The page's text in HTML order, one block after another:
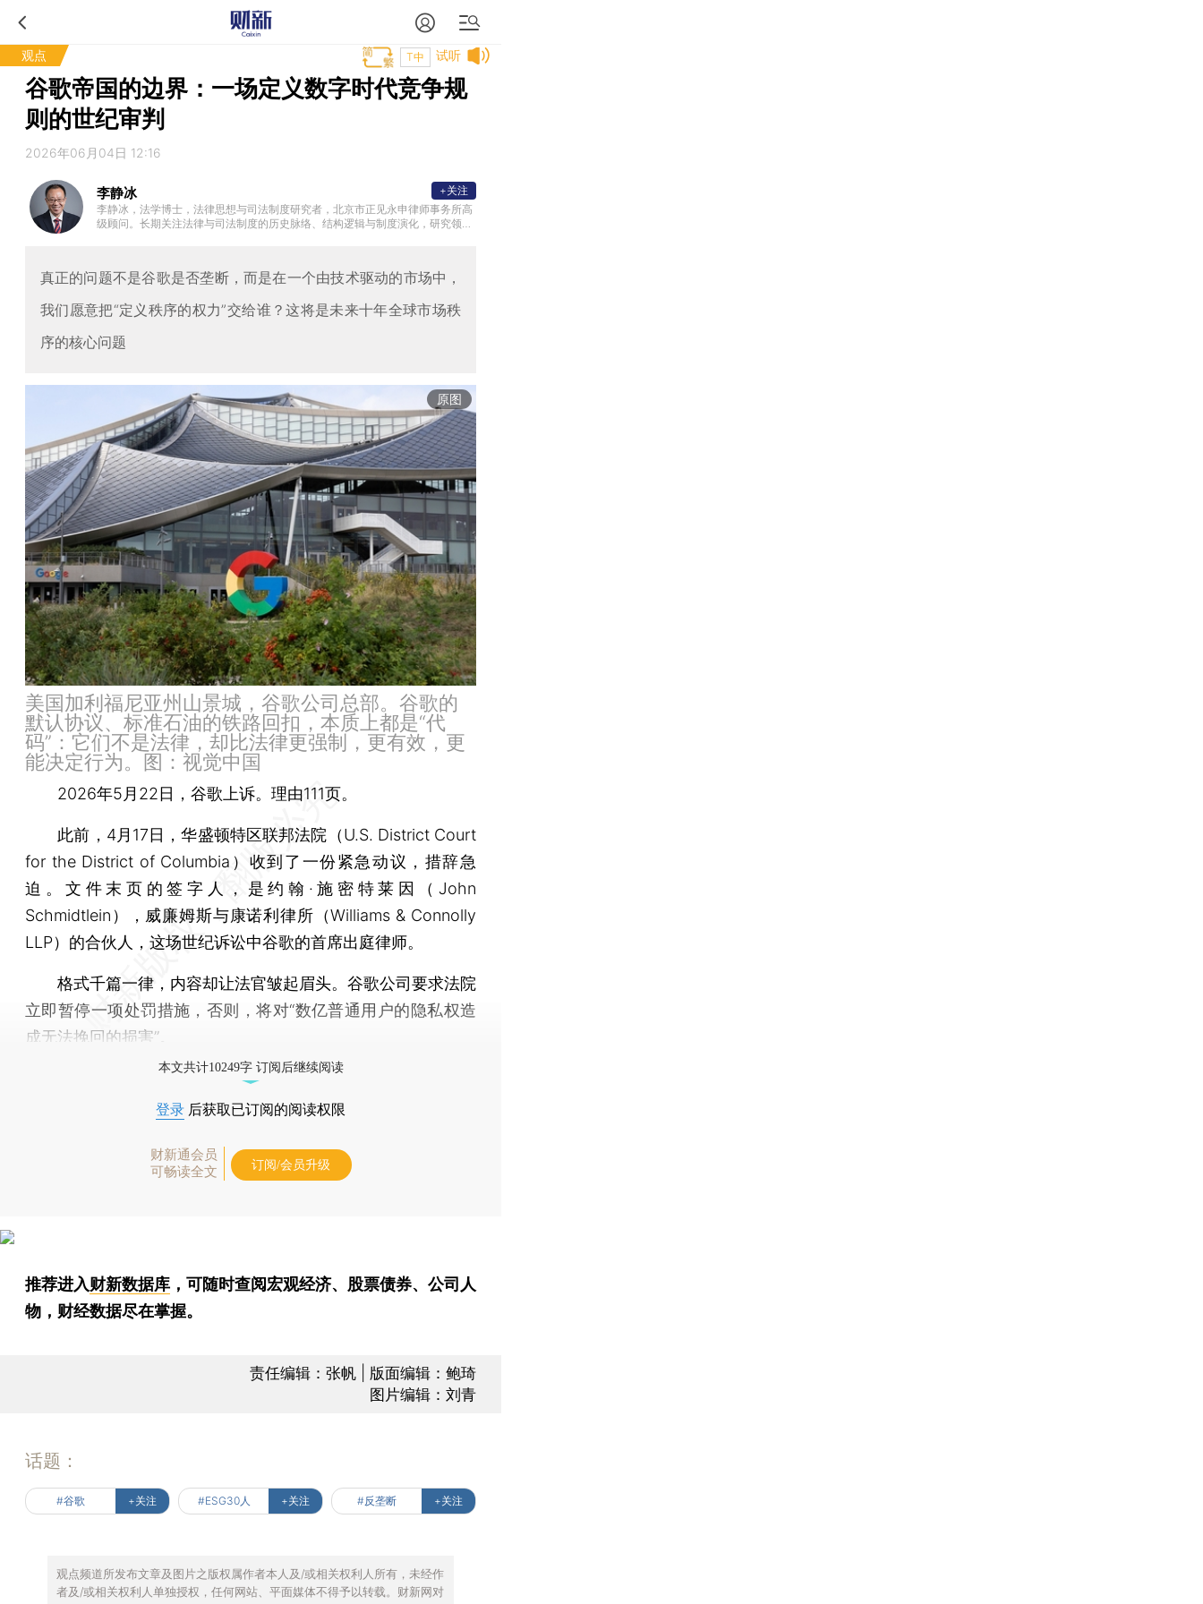
观点 试听
T中
谷歌帝国的边界：一场定义数字时代竞争规
则的世纪审判
2026年06月04日 12:16
李静冰
李静冰，法学博士，法律思想与司法制度研究者，北京市正见永申律师事务所高
级顾问。长期关注法律与司法制度的历史脉络、结构逻辑与制度演化，研究领域
+关注
真正的问题不是谷歌是否垄断，而是在一个由技术驱动的市场中，
我们愿意把“定义秩序的权力”交给谁？这将是未来十年全球市场秩
序的核心问题
原图
美国加利福尼亚州山景城，谷歌公司总部。谷歌的
默认协议、标准石油的铁路回扣，本质上都是“代
码”：它们不是法律，却比法律更强制，更有效，更
能决定行为。图：视觉中国
2026年5月22日，谷歌上诉。理由111页。
此前，4月17日，华盛顿特区联邦法院（U.S. District Court
for the District of Columbia）收到了一份紧急动议，措辞急
迫。文件末页的签字人，是约翰·施密特莱因（John
Schmidtlein），威廉姆斯与康诺利律所（Williams & Connolly
LLP）的合伙人，这场世纪诉讼中谷歌的首席出庭律师。
格式千篇一律，内容却让法官皱起眉头。谷歌公司要求法院
立即暂停一项处罚措施，否则，将对“数亿普通用户的隐私权造
成无法挽回的损害”。
本文共计10249字 订阅后继续阅读
登录 后获取已订阅的阅读权限
财新通会员
可畅读全文
订阅/会员升级
推荐进入财新数据库 ，可随时查阅宏观经济、股票债券、公司人
物，财经数据尽在掌握。
责任编辑：张帆 | 版面编辑：鲍琦
图片编辑：刘青
话题：
#谷歌 +关注 #ESG30人 +关注 #反垄断 +关注
观点频道所发布文章及图片之版权属作者本人及/或相关权利人所有，未经作
者及/或相关权利人单独授权，任何网站、平面媒体不得予以转载。财新网对